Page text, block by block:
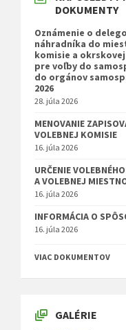
DOKUMENTY
Oznámenie o
náhradníka do
komisie a
pre voľby do
do orgánov
2026
28. júla 2026
MENOVANIE
VOLEBNEJ KOMISIE
16. júla 2026
URČENIE
A VOLEBNEJ
16. júla 2026
INFORMÁCIA O
16. júla 2026
VIAC DOKUMENTOV
GALÉRIE